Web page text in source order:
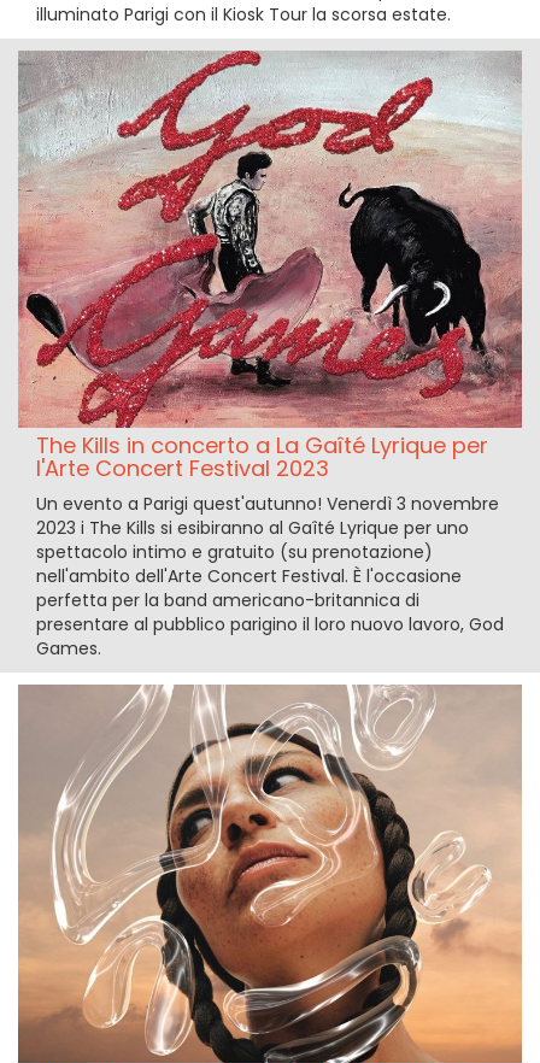
illuminato Parigi con il Kiosk Tour la scorsa estate.
The Kills in concerto a La Gaîté Lyrique per
l'Arte Concert Festival 2023
Un evento a Parigi quest'autunno! Venerdì 3 novembre
2023 i The Kills si esibiranno al Gaîté Lyrique per uno
spettacolo intimo e gratuito (su prenotazione)
nell'ambito dell'Arte Concert Festival. È l'occasione
perfetta per la band americano-britannica di
presentare al pubblico parigino il loro nuovo lavoro, God
Games.